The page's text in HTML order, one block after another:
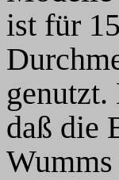
ist für
genutzt.
daß die
Wumms